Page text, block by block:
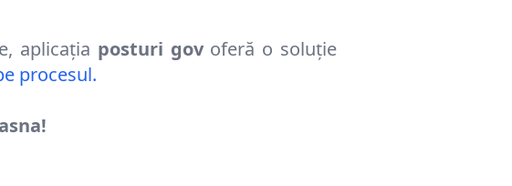
aplicația posturi govoferă o soluție
procesul.
!